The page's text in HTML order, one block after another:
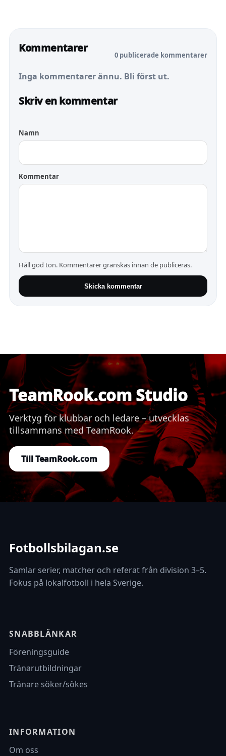
Kommentarer
0 publicerade kommentarer
Inga kommentarer ännu. Bli först ut.
Skriv en kommentar
Namn
Kommentar
Håll god ton. Kommentarer granskas innan de publiceras.
Skicka kommentar
TeamRook.com Studio
Verktyg för klubbar och ledare – utvecklas
tillsammans med TeamRook.
Till TeamRook.com
Fotbollsbilagan.se
Samlar serier, matcher och referat från division 3–5.
Fokus på lokalfotboll i hela Sverige.
SNABBLÄNKAR
Föreningsguide
Tränarutbildningar
Tränare söker/sökes
INFORMATION
Om oss